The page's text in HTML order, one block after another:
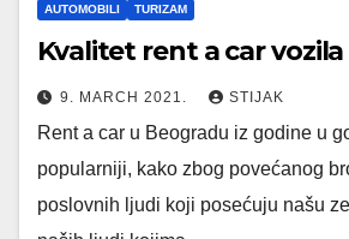
AUTOMOBILI TURIZAM
Kvalitet rent a car vozila
9. MARCH 2021. STIJAK
Rent a car u Beogradu iz godine u
popularniji, kako zbog povećanog
poslovnih ljudi koji posećuju našu